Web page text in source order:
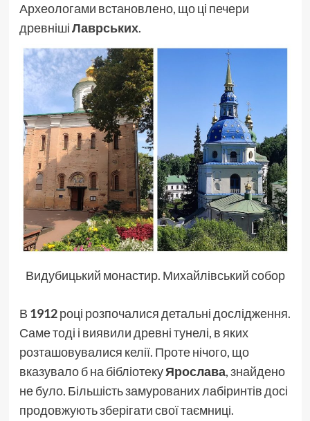
Археологами встановлено, що ці печери
древнішіЛаврських.
Видубицький монастир. Михайлівський собор
В 1912році розпочалися детальні дослідження.
Саме тоді і виявили древні тунелі, в яких
розташовувалися келії. Проте нічого, що
вказувало б на бібліотекуЯрослава, знайдено
не було. Більшість замурованих лабіринтів досі
продовжують зберігати свої таємниці.